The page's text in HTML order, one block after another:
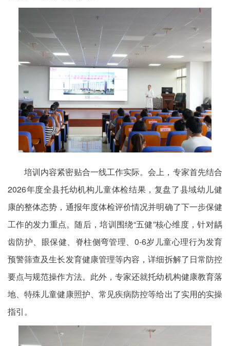
培训内容紧密贴合一线工作实际。会上，专家首先结合
2026年度全县托幼机构儿童体检结果，复盘了县域幼儿健
康的整体态势，通报年度体检评价情况并明确了下一步保健
工作的发力重点。随后，培训围绕“五健”核心维度，针对龋
齿防护、眼保健、脊柱侧弯管理、0-6岁儿童心理行为发育
预警筛查及生长发育健康管理等内容，详细拆解了日常防控
要点与规范操作方法。此外，专家还就托幼机构健康教育落
地、特殊儿童健康照护、常见疾病防控等给出了实用的实操
指引。